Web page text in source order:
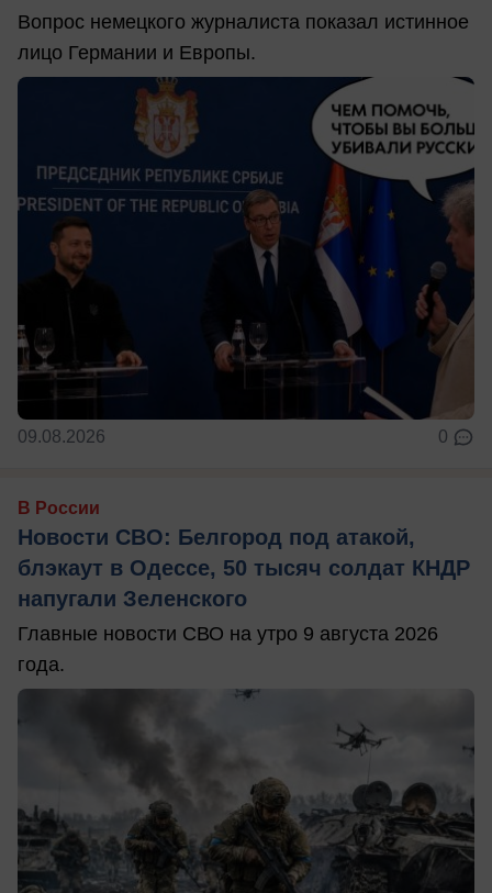
Вопрос немецкого журналиста показал истинное
лицо Германии и Европы.
09.08.2026 0
В России
Новости СВО: Белгород под атакой,
блэкаут в Одессе, 50 тысяч солдат КНДР
напугали Зеленского
Главные новости СВО на утро 9 августа 2026
года.